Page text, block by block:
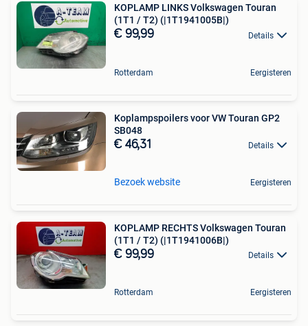
KOPLAMP LINKS Volkswagen Touran
(1T1 / T2) (|1T1941005B|)
€ 99,99 Details
Rotterdam Eergisteren
Koplampspoilers voor VW Touran GP2
SB048
€ 46,31 Details
Bezoek website Eergisteren
KOPLAMP RECHTS Volkswagen Touran
(1T1 / T2) (|1T1941006B|)
€ 99,99 Details
Rotterdam Eergisteren